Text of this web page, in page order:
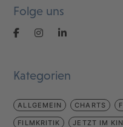
Folge uns
Kategorien
ALLGEMEIN CHARTS
FILMKRITIK JETZT IM